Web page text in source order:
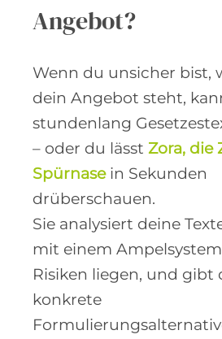
Angebot?
Wenn du unsicher bist,
dein Angebot steht,
stundenlang
– oder du lässt Zora, die
Spürnasein Sekunden
drüberschauen.
Sie analysiert deine
mit einem
Risiken liegen, und gibt
konkrete